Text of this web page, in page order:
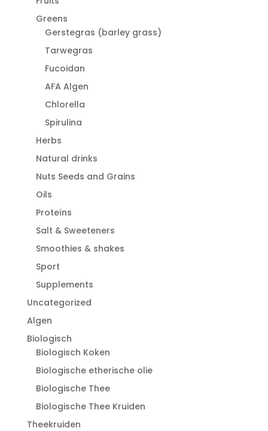
Greens
Gerstegras (barley grass)
Tarwegras
Fucoidan
AFA Algen
Chlorella
Spirulina
Herbs
Natural drinks
Nuts Seeds and Grains
Oils
Proteïns
Salt & Sweeteners
Smoothies & shakes
Sport
Supplements
Uncategorized
Algen
Biologisch
Biologisch Koken
Biologische etherische olie
Biologische Thee
Biologische Thee Kruiden
Theekruiden